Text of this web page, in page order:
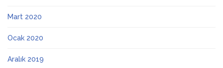
Mart 2020
Ocak 2020
Aralık 2019